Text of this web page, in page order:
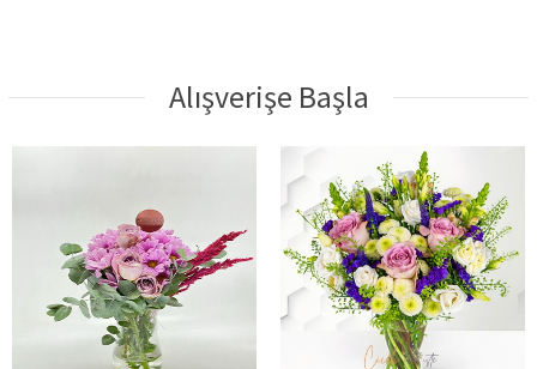
Alışverişe Başla